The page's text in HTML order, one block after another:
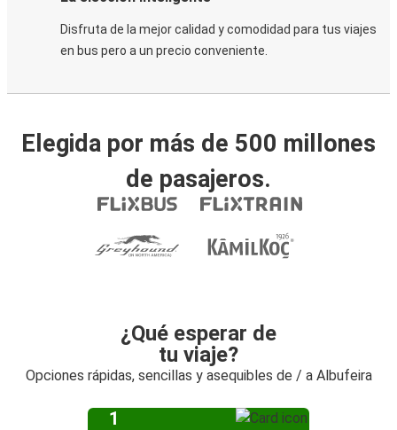
Disfruta de la mejor calidad y comodidad para tus viajes
en bus pero a un precio conveniente.
Elegida por más de 500 millones
de pasajeros.
¿Qué esperar de
tu viaje?
Opciones rápidas, sencillas y asequibles de / a Albufeira
1